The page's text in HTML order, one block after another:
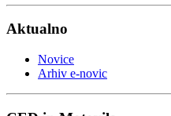
Aktualno
Novice
Arhiv e-novic